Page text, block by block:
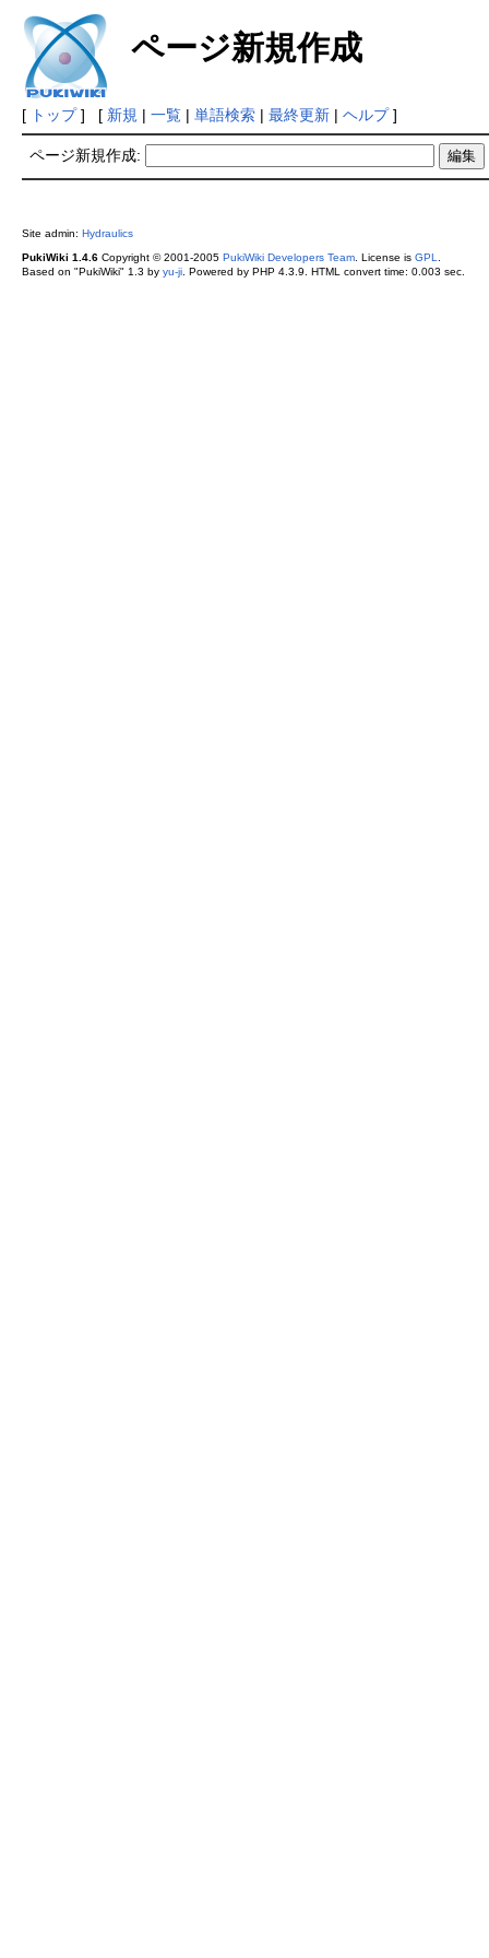
ページ新規作成
[ トップ] [ 新規 | 一覧| 単語検索| 最終更新| ヘルプ]
ページ新規作成:
Site admin: Hydraulics
PukiWiki 1.4.6Copyright © 2001-2005 PukiWiki Developers Team. License is GPL
Based on "PukiWiki" 1.3 by yu-ji. Powered by PHP 4.3.9. HTML convert time: 0.003 sec.